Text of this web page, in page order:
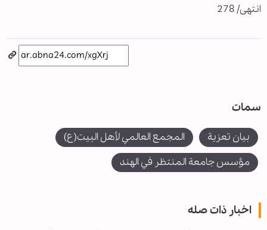
انتهى/ 278
سمات
بيان تعزية
المجمع العالمي لأهل البيت(ع)
مؤسس جامعة المنتظر في الهند
اخبار ذات صله